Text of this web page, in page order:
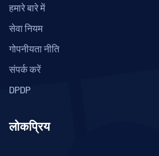
हमारे बारे में
सेवा नियम
गोपनीयता नीति
संपर्क करें
DPDP
लोकप्रिय